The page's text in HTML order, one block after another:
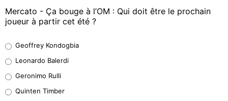
Mercato - Ça bouge à l’OM : Qui doit être le prochain
joueur à partir cet été ?
38%
32%
Geoffrey Kondogbia
Leonardo Balerdi
Geronimo Rulli
Quinten Timber